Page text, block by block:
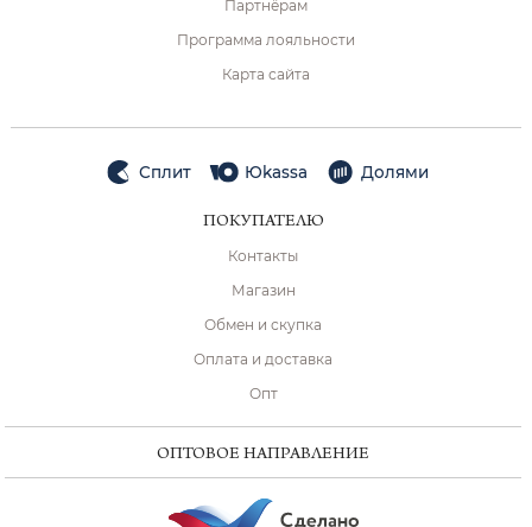
Партнёрам
Программа лояльности
Карта сайта
Сплит Юkassa Долями
ПОКУПАТЕЛЮ
Контакты
Магазин
Обмен и скупка
Оплата и доставка
Опт
ОПТОВОЕ НАПРАВЛЕНИЕ